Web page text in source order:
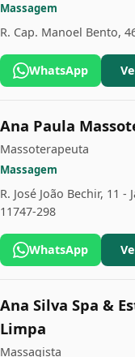
Massagem
R. Cap. Manoel Bento,
WhatsApp
Ana Paula
Massoterapeuta
Massagem
R. José João Bechir, 11
11747-298
WhatsApp
Ana Silva Spa &
Limpa
Massagista